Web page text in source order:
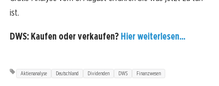
ist.
DWS: Kaufen oder verkaufen? Hier weiterlesen...
Aktienanalyse Deutschland Dividenden DWS Finanzwesen